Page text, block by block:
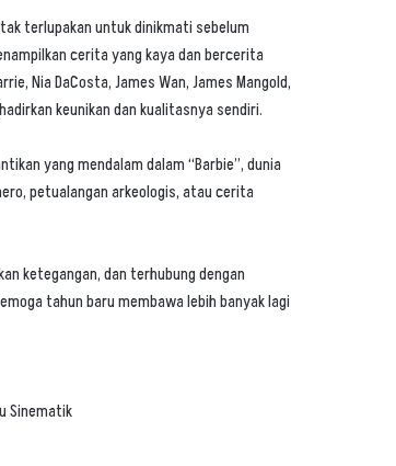
terlupakan untuk dinikmati sebelum
cerita yang kaya dan bercerita
Nia DaCosta, James Wan, James Mangold,
keunikan dan kualitasnya sendiri.
yang mendalam dalam “Barbie”, dunia
petualangan arkeologis, atau cerita
ketegangan, dan terhubung dengan
tahun baru membawa lebih banyak lagi
Sinematik